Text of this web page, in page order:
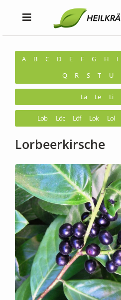
A B C D E F G H I
Q
R S T U
La Le Li
Lob Löc Löf Lok Lol
Lorbeerkirsche